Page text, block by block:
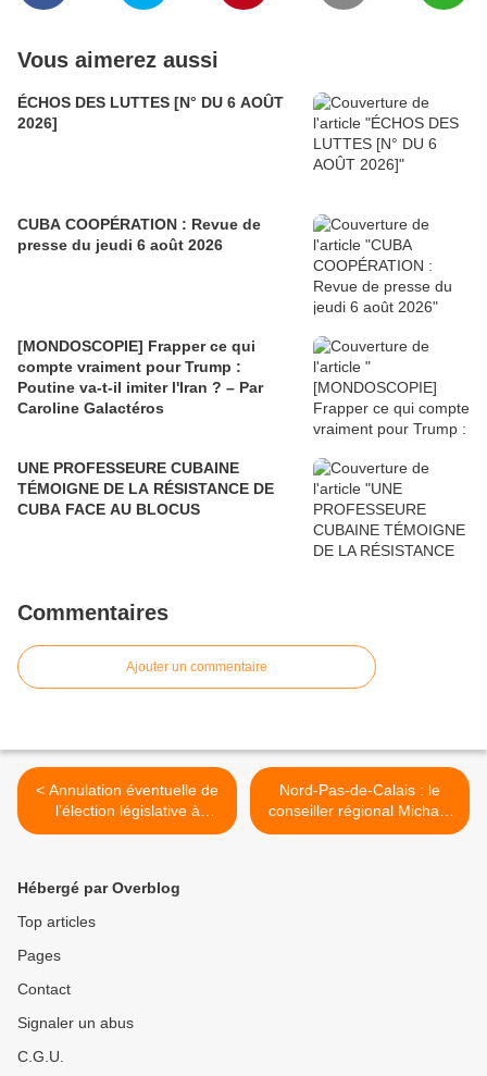
Vous aimerez aussi
ÉCHOS DES LUTTES [N° DU 6 AOÛT
2026]
CUBA COOPÉRATION : Revue de
presse du jeudi 6 août 2026
[MONDOSCOPIE] Frapper ce qui
compte vraiment pour Trump :
Poutine va-t-il imiter l'Iran ? – Par
Caroline Galactéros
UNE PROFESSEURE CUBAINE
TÉMOIGNE DE LA RÉSISTANCE DE
CUBA FACE AU BLOCUS
Commentaires
Ajouter un commentaire
< Annulation éventuelle de
l’élection législative à
Hénin-Beaumont ?
Nord-Pas-de-Calais : le
conseiller régional Michaël
Moglia quitte le PS,
Hébergé par Overblog
Top articles
Pages
Contact
Signaler un abus
C.G.U.